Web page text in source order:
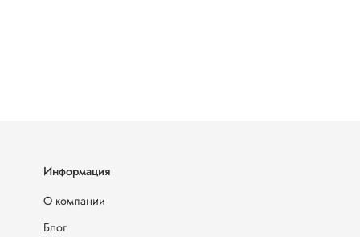
Информация
О компании
Блог